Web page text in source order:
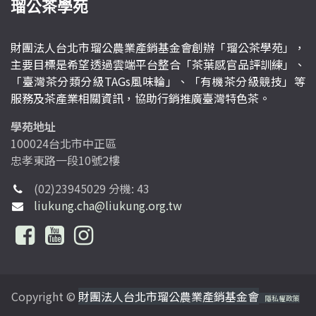
瑠公茶學苑
財團法人台北市瑠公農業產銷基金會創辦「瑠公茶學苑」，
主要目標是希望透過雲端平台整合「茶葉感官品評訓練」、
「臺灣茶分類分級TAGs風味輪」、「有機茶分級競技」等
服務及茶產業相關資訊，協助行銷推廣臺灣特色茶。
學苑地址
100024台北市中正區
忠孝東路一段10號2樓
(02)23945029 分機: 43
liukung.cha@liukung.org.tw
Copyright © 財團法人台北市瑠公農業產銷基金會 隱私權政策